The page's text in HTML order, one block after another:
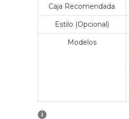
Caja Recomendada
Estilo (Opcional)
Modelos
i